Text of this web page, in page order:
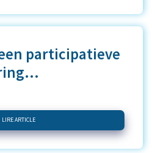
participatieve
LIRE ARTICLE